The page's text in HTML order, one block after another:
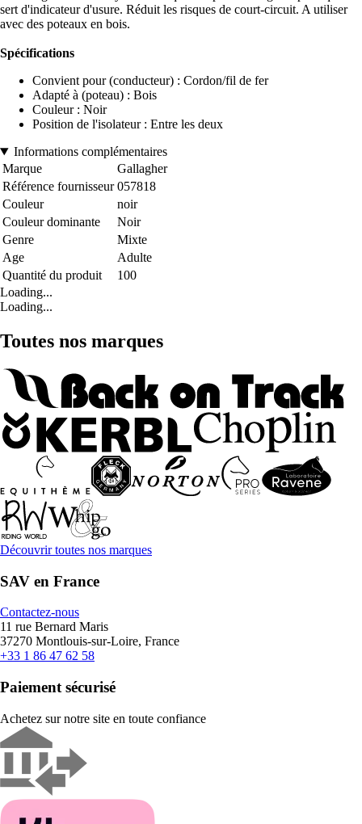
sert d'indicateur d'usure. Réduit les risques de court-circuit. A utiliser
avec des poteaux en bois.
Spécifications
Convient pour (conducteur) : Cordon/fil de fer
Adapté à (poteau) : Bois
Couleur : Noir
Position de l'isolateur : Entre les deux
Informations complémentaires
Marque
Gallagher
Référence fournisseur 057818
Couleur
noir
Couleur dominante
Noir
Genre
Mixte
Age
Adulte
Quantité du produit
100
Loading...
Loading...
Toutes nos marques
Découvrir toutes nos marques
SAV en France
Contactez-nous
11 rue Bernard Maris
37270 Montlouis-sur-Loire, France
+33 1 86 47 62 58
Paiement sécurisé
Achetez sur notre site en toute confiance